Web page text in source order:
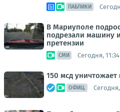
ПАБЛИКИ
В Мариуполе
подрезали машину
претензии
СМИ Сегодня, 11:34
150 мсд
ОФИЦ.